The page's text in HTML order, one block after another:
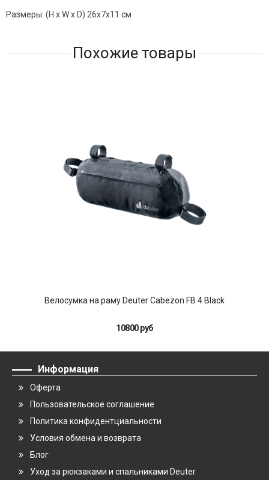
Размеры: (H x W x D) 26x7x11 см
Похожие товары
Велосумка на раму Deuter Cabezon FB 4 Black
10800 руб
Информация
Оферта
Пользовательское соглашение
Политика конфидентциальности
Условия обмена и возврата
Блог
Уход за рюкзаками и спальниками Deuter